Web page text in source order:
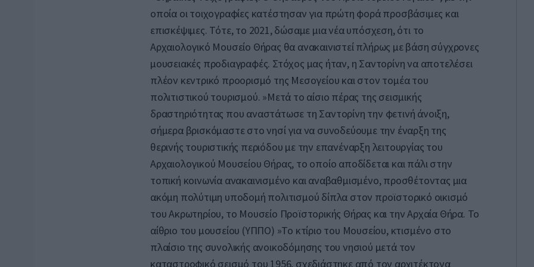
οποία οι τοιχογραφίες κατέστησαν για πρώτη φορά προσβάσιμες και
επισκέψιμες. Τότε, το 2021, δώσαμε μια νέα υπόσχεση, ότι το
Αρχαιολογικό Μουσείο Θήρας θα ανακαινιστεί πλήρως με βάση σύγχρονες
μουσειακές προδιαγραφές. Στόχος μας ήταν, η Σαντορίνη να αποτελέσει
πλέον κεντρικό προορισμό της Μεσογείου και στον τομέα του
πολιτιστικού τουρισμού. »Μετά το αίσιο πέρας της σεισμικής
δραστηριότητας που αναστάτωσε τη Σαντορίνη την φετινή άνοιξη,
σήμερα βρισκόμαστε στο νησί για να συνοδεύουμε την έναρξη της
θερινής τουριστικής περιόδου με την επανέναρξη λειτουργίας του
Αρχαιολογικού Μουσείου Θήρας, το οποίο αποδίδεται και πάλι στην
τοπική κοινωνία ανακαινισμένο και αναβαθμισμένο, προσθέτοντας μια
ακόμη πολύτιμη υποδομή πολιτισμού δίπλα στον προϊστορικό οικισμό
του Ακρωτηρίου, το Μουσείο Προϊστορικής Θήρας και την Αρχαία Θήρα. Το
αίθριο του μουσείου (ΥΠΠΟ) »Το κτίριο του Μουσείου, κτισμένο στο
πλαίσιο της συνολικής ανοικοδόμησης του νησιού μετά τον
καταστροφικό σεισμό του 1956, σχεδιάστηκε από τον αρχιτέκτονα